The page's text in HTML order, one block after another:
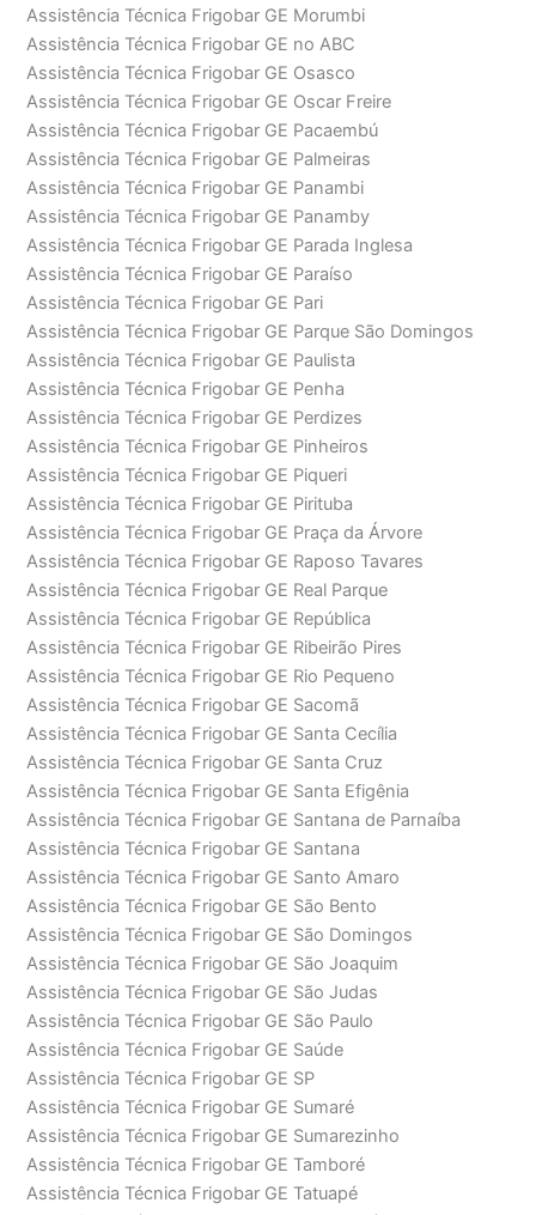
Assistência Técnica Frigobar GE Morumbi
Assistência Técnica Frigobar GE no ABC
Assistência Técnica Frigobar GE Osasco
Assistência Técnica Frigobar GE Oscar Freire
Assistência Técnica Frigobar GE Pacaembú
Assistência Técnica Frigobar GE Palmeiras
Assistência Técnica Frigobar GE Panambi
Assistência Técnica Frigobar GE Panamby
Assistência Técnica Frigobar GE Parada Inglesa
Assistência Técnica Frigobar GE Paraíso
Assistência Técnica Frigobar GE Pari
Assistência Técnica Frigobar GE Parque São Domingos
Assistência Técnica Frigobar GE Paulista
Assistência Técnica Frigobar GE Penha
Assistência Técnica Frigobar GE Perdizes
Assistência Técnica Frigobar GE Pinheiros
Assistência Técnica Frigobar GE Piqueri
Assistência Técnica Frigobar GE Pirituba
Assistência Técnica Frigobar GE Praça da Árvore
Assistência Técnica Frigobar GE Raposo Tavares
Assistência Técnica Frigobar GE Real Parque
Assistência Técnica Frigobar GE República
Assistência Técnica Frigobar GE Ribeirão Pires
Assistência Técnica Frigobar GE Rio Pequeno
Assistência Técnica Frigobar GE Sacomã
Assistência Técnica Frigobar GE Santa Cecília
Assistência Técnica Frigobar GE Santa Cruz
Assistência Técnica Frigobar GE Santa Efigênia
Assistência Técnica Frigobar GE Santana de Parnaíba
Assistência Técnica Frigobar GE Santana
Assistência Técnica Frigobar GE Santo Amaro
Assistência Técnica Frigobar GE São Bento
Assistência Técnica Frigobar GE São Domingos
Assistência Técnica Frigobar GE São Joaquim
Assistência Técnica Frigobar GE São Judas
Assistência Técnica Frigobar GE São Paulo
Assistência Técnica Frigobar GE Saúde
Assistência Técnica Frigobar GE SP
Assistência Técnica Frigobar GE Sumaré
Assistência Técnica Frigobar GE Sumarezinho
Assistência Técnica Frigobar GE Tamboré
Assistência Técnica Frigobar GE Tatuapé